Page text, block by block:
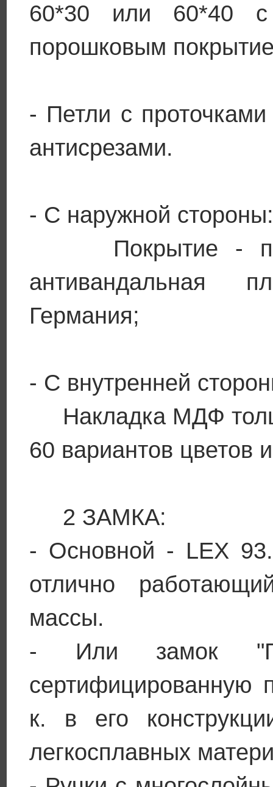
60*30 или 60*40 с
порошковым
- Петли с
антисрезами.
- С наружной стороны:
Покрытие -
антивандальная
Германия;
- С внутренней
Накладка МДФ
60 вариантов цветов
2 ЗАМКА:
- Основной - LEX
отлично
массы.
- Или замок
сертифицированную
к. в его
легкосплавных